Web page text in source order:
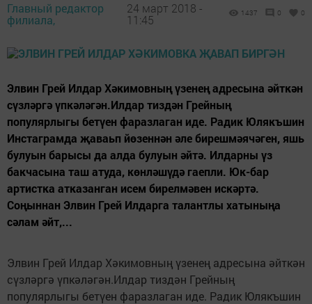
Главный редактор
филиала,
24 март 2018 -
11:45
1437 0 0
Элвин Грей Илдар Хәкимовның үзенең адресына әйткән
сүзләргә үпкәләгән.Илдар тиздән Грейның
популярлыгы бетүен фаразлаган иде. Радик Юлякъшин
Инстаграмда җаваьп йөзеннән әле бирешмәячәген, яшь
булуын барысы да алда булуын әйтә. Илдарны үз
бакчасына таш атуда, көнләшүдә гаепли. Юк-бар
артистка атказанган исем бирелмәвен искәртә.
Соңыннан Элвин Грей Илдарга талантлы хатыныңа
сәлам әйт,...
Элвин Грей Илдар Хәкимовның үзенең адресына әйткән
сүзләргә үпкәләгән.Илдар тиздән Грейның
популярлыгы бетүен фаразлаган иде. Радик Юлякъшин